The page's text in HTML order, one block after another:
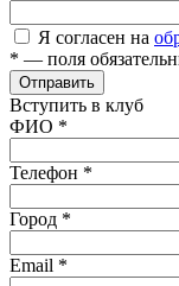
Я согласен на
* — поля
Отправить
Вступить в клуб
ФИО *
Телефон *
Город *
Email *